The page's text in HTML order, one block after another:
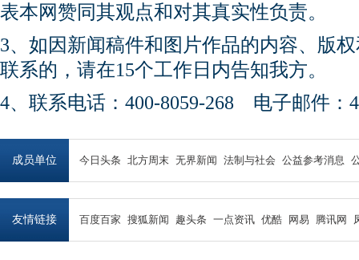
表本网赞同其观点和对其真实性负责。
3、如因新闻稿件和图片作品的内容、版
联系的，请在15个工作日内告知我方。
4、联系电话：400-8059-268 电子邮件：
成员单位 今日头条 北方周末 无界新闻 法制与社会 公益参考消息
友情链接 百度百家 搜狐新闻 趣头条 一点资讯 优酷 网易 腾讯网